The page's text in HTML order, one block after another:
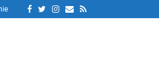
Facebook
Twitter
Instagram
EmailRss